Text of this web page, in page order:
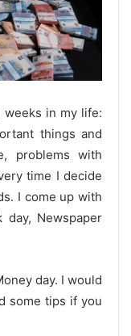
weeks in my life:
things and
problems with
time I decide
I come up with
day, Newspaper
day. I would
some tips if you